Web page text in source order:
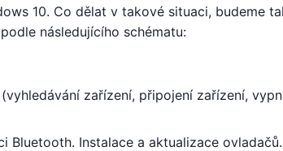
10. Co dělat v takové situaci, budeme
následujícího schématu:
zařízení, připojení zařízení,
Instalace a aktualizace ovladačů.